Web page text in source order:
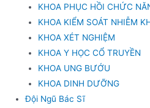
KHOA PHỤC HỒI CHỨC
KHOA KIỂM SOÁT NHIỄM
KHOA XÉT NGHIỆM
KHOA Y HỌC CỔ TRUYỀN
KHOA UNG BƯỚU
KHOA DINH DƯỠNG
Đội Ngũ Bác Sĩ